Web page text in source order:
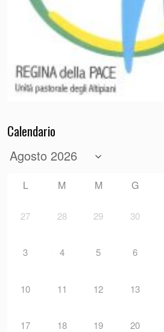
Calendario
L M M G
27 28 29 30
3 4 5 6
10 11 12 13
17 18 19 20